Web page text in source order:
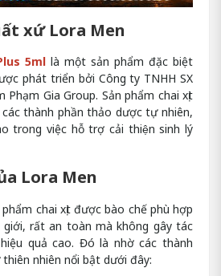
xứ Lora Men
5ml là một sản phẩm đặc biệt
phát triển bởi Công ty TNHH SX
Gia Group. Sản phẩm chai xịt
thành phần thảo dược tự nhiên,
trong việc hỗ trợ cải thiện sinh lý
Lora Men
chai xịt được bào chế phù hợp
giới, rất an toàn mà không gây tác
quả cao. Đó là nhờ các thành
nhiên nổi bật dưới đây: